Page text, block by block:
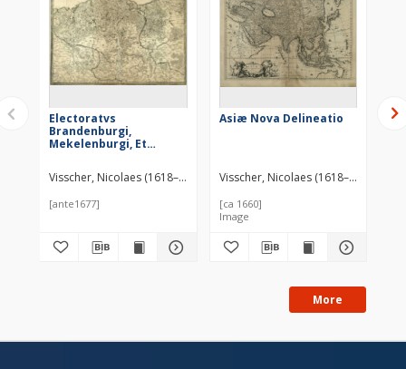
Electoratvs
Brandenburgi,
Mekelenburgi, Et
Pomeraniæ novissima
Tabula
Visscher, Nicolaes (1618–1679)
[ante1677]
Asiæ Nova Delineatio
Visscher, Nicolaes (1618–1679)
[ca 1660]
Image
More